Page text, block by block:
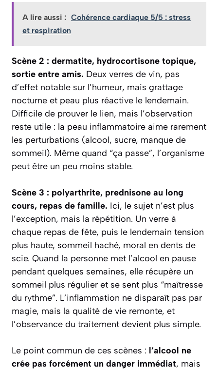
A lire aussi : Cohérence cardiaque 5/5 : stress
et respiration
Scène 2 : dermatite, hydrocortisone topique,
sortie entre amis. Deux verres de vin, pas
d’effet notable sur l’humeur, mais grattage
nocturne et peau plus réactive le lendemain.
Difficile de prouver le lien, mais l’observation
reste utile : la peau inflammatoire aime rarement
les perturbations (alcool, sucre, manque de
sommeil). Même quand “ça passe”, l’organisme
peut être un peu moins stable.
Scène 3 : polyarthrite, prednisone au long
cours, repas de famille. Ici, le sujet n’est plus
l’exception, mais la répétition. Un verre à
chaque repas de fête, puis le lendemain tension
plus haute, sommeil haché, moral en dents de
scie. Quand la personne met l’alcool en pause
pendant quelques semaines, elle récupère un
sommeil plus régulier et se sent plus “maîtresse
du rythme”. L’inflammation ne disparaît pas par
magie, mais la qualité de vie remonte, et
l’observance du traitement devient plus simple.
Le point commun de ces scènes : l’alcool ne
crée pas forcément un danger immédiat, mais